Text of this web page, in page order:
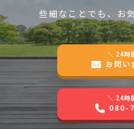
些細なことでも、お
＼ 24時
お問い
＼ 24時
080-